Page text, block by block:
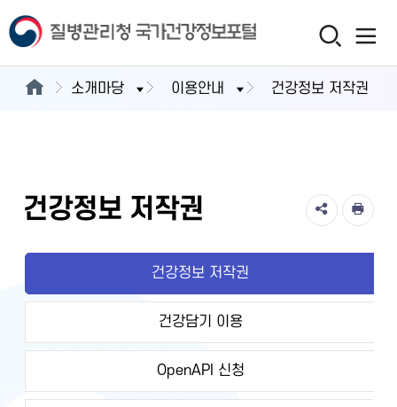
소개마당 이용안내 건강정보 저작권
건강정보 저작권
건강정보 저작권
건강담기 이용
OpenAPI 신청